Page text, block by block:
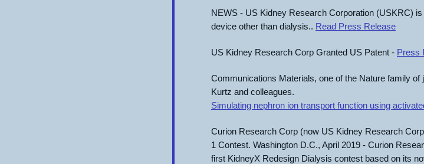
NEWS - US Kidney Research Corporation (USKRC)
device other than dialysis.. Read Press Release
US Kidney Research Corp Granted US Patent - Press
Communications Materials, one of the Nature family
Kurtz and colleagues.
Simulating nephron ion transport function using
Curion Research Corp (now US Kidney Research
1 Contest. Washington D.C., April 2019 - Curion
first KidneyX Redesign Dialysis contest based on its